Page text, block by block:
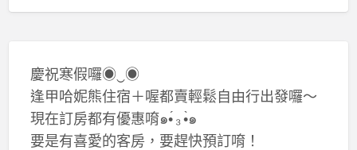
慶祝寒假囉◉‿◉
逢甲哈妮熊住宿＋喔都賣輕鬆自由行出發囉～
現在訂房都有優惠唷๑•́ ₃ •̀๑
要是有喜愛的客房，要趕快預訂唷！